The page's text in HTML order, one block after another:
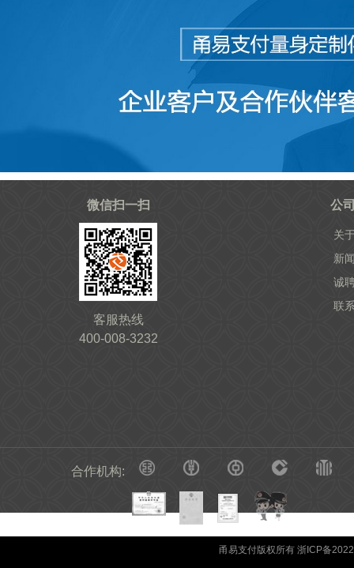
微信扫一扫
客服热线
400-008-3232
公
关
新
诚
联
合作机构:
甬易支付版权所有 浙ICP备